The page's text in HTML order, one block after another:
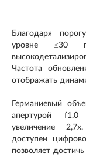
Благодаря
уровне ≤30
Частота
отображать
Германиевый
апертурой f1.0
увеличение
доступен
позволяет